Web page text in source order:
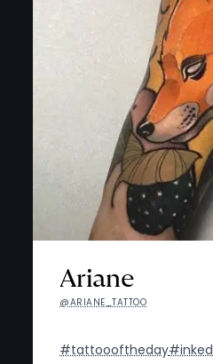
Ariane
@ARIANE_TATTOO
#tattoooftheday#inked